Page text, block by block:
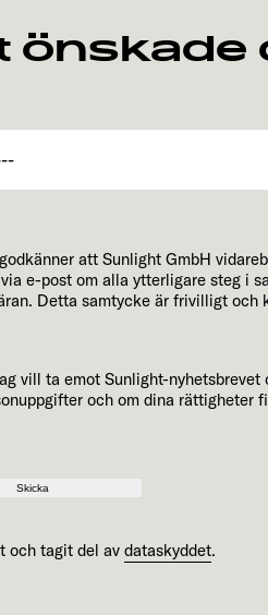
önskade
att Sunlight GmbH
e-post om alla ytterligare steg i
Detta samtycke är frivilligt och
vill ta emot Sunlight-
och om dina rättigheter
Skicka
och tagit del av dataskyddet.